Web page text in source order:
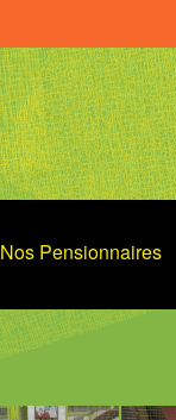
Nos Pensionnaires